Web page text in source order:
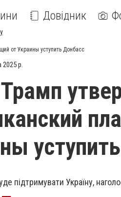
Довідник
от Украины уступить Донбасс
2025 р.
підтримувати Україну,